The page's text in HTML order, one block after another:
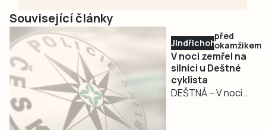
Související články
Jindřichohradecko
před
okamžikem
V noci zemřel na
silnici u Deštné
cyklista
DEŠTNÁ – V noci